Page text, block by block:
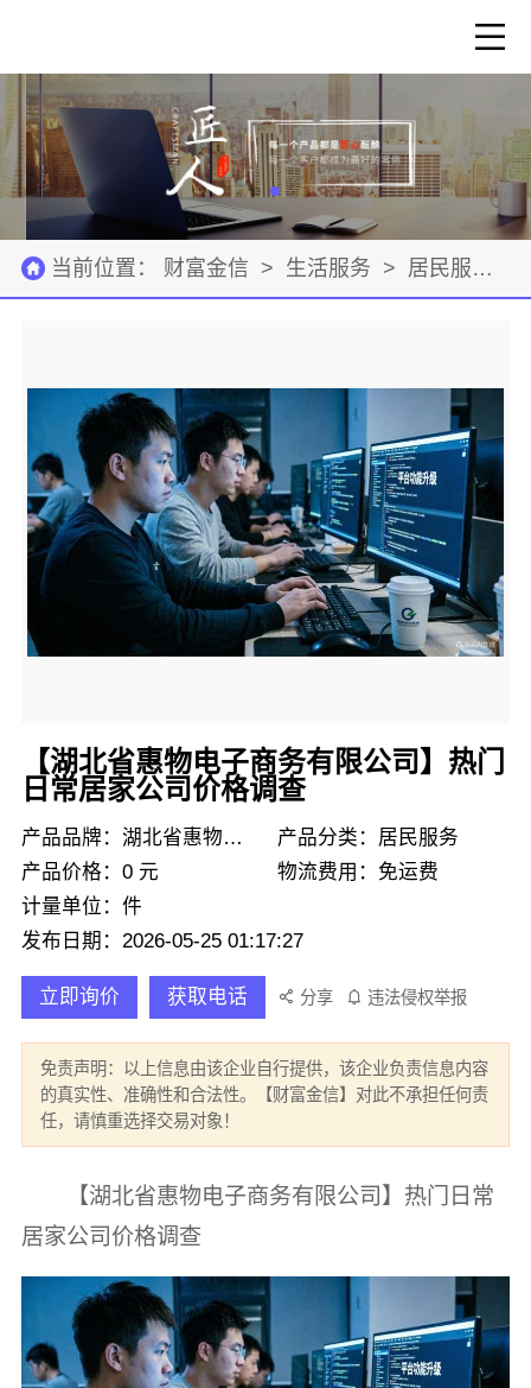
当前位置： 财富金信 > 生活服务 > 居民服务
【湖北省惠物电子商务有限公司】热门
日常居家公司价格调查
产品品牌：湖北省惠物电子商务有限公司
产品分类：居民服务
产品价格：0 元
物流费用：免运费
计量单位：件
发布日期：2026-05-25 01:17:27
立即询价 获取电话 分享 违法侵权举报
免责声明：以上信息由该企业自行提供，该企业负责信息内容
的真实性、准确性和合法性。【财富金信】对此不承担任何责
任，请慎重选择交易对象！
【湖北省惠物电子商务有限公司】热门日常
居家公司价格调查